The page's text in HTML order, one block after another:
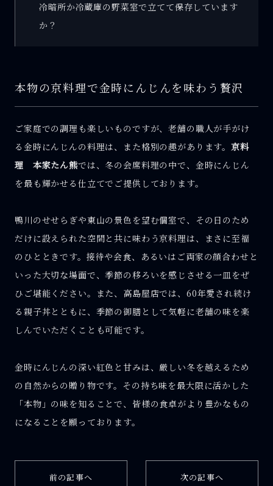
冷暗所か冷蔵庫の野菜室で立てて保存しています
か？
本物の京料理で金時にんじんを味わう贅沢
ご家庭での調理も楽しいものですが、老舗の職人が手がけ
る金時にんじんの料理は、また格別の趣があります。京料
理 本家たん熊では、冬の会席料理の中で、金時にんじん
を最も輝かせる仕立てでご提供しております。
鴨川のせせらぎや東山の景色を望む個室で、その日のため
だけに設えられた空間と共に味わう京料理は、まさに至福
のひとときです。接待や会食、あるいはご両家の顔合わせと
いった大切な場面で、季節の移ろいを感じさせる一皿をぜ
ひご堪能ください。また、高島屋店では、60年愛され続け
る親子丼とともに、季節の御膳として気軽に老舗の味を楽
しんでいただくことも可能です。
金時にんじんの深い紅色と甘みは、厳しい冬を越えるため
の自然からの贈り物です。その持ち味を最大限に活かした
「本物」の味を知ることで、皆様の食卓がより豊かなもの
になることを願っております。
前の記事へ 次の記事へ